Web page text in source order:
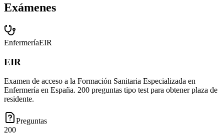
Exámenes
EnfermeríaEIR
EIR
Examen de acceso a la Formación Sanitaria Especializada en
Enfermería en España. 200 preguntas tipo test para obtener plaza de
residente.
Preguntas
200